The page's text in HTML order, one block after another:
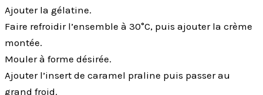
Ajouter la gélatine.
Faire refroidir l’ensemble à 30°C, puis ajouter la crème
montée.
Mouler à forme désirée.
Ajouter l’insert de caramel praline puis passer au
grand froid.